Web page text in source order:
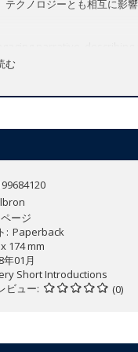
テクノロジーとも相互に影
Greece to its current
that have supported
in hardback as
Ancient Greece? What is
international
Introduction
to medieval scholar-
We visit the 'House of
of the 18th
む
ージ
Paperback
174 mm
年01月
Short Introductions
ビュー
(0)